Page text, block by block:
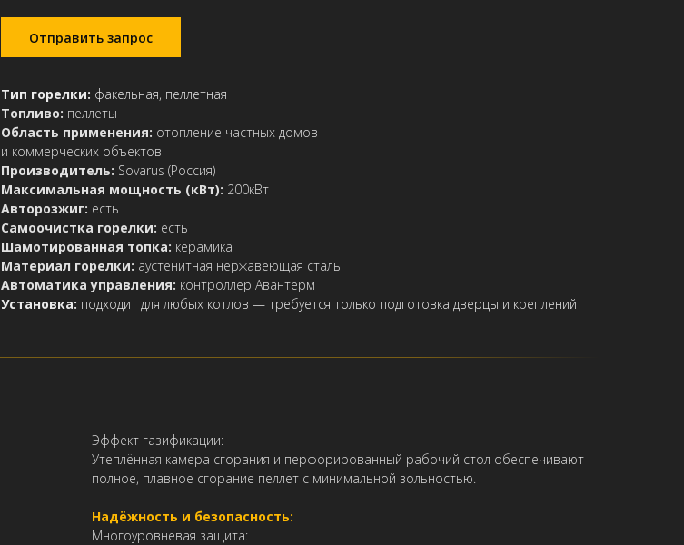
Отправить запрос
Тип горелки: факельная, пеллетная
Топливо: пеллеты
Область применения: отопление частных домов
и коммерческих объектов
Производитель: Sovarus (Россия)
Максимальная мощность (кВт): 200кВт
Авторозжиг: есть
Самоочистка горелки: есть
Шамотированная топка: керамика
Материал горелки: аустенитная нержавеющая сталь
Автоматика управления: контроллер Авантерм
Установка: подходит для любых котлов — требуется только подготовка дверцы и креплений
Эффект газификации:
Утеплённая камера сгорания и перфорированный рабочий стол обеспечивают
полное, плавное сгорание пеллет с минимальной зольностью.
Надёжность и безопасность:
Многоуровневая защита: